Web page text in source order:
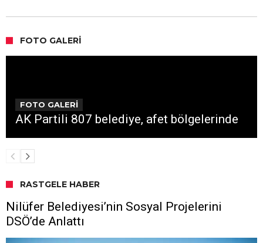
FOTO GALERI
FOTO GALERİ
AK Partili 807 belediye, afet bölgelerinde
RASTGELE HABER
Nilüfer Belediyesi’nin Sosyal Projelerini
DSÖ’de Anlattı